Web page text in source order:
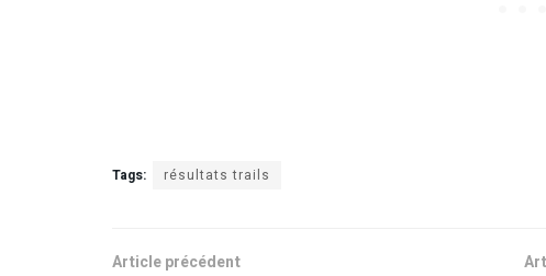
Tags: résultats trails
Article précédent